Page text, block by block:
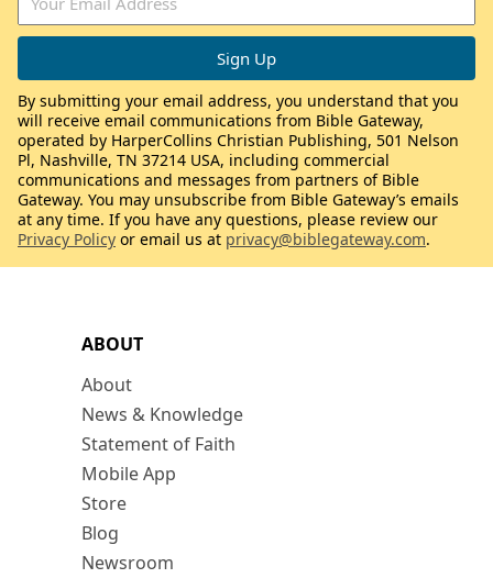
ABOUT
About
News & Knowledge
Statement of Faith
Mobile App
Store
Blog
Newsroom
By submitting your email address, you understand that you
will receive email communications from Bible Gateway,
operated by HarperCollins Christian Publishing, 501 Nelson
Pl, Nashville, TN 37214 USA, including commercial
communications and messages from partners of Bible
Gateway. You may unsubscribe from Bible Gateway’s emails
at any time. If you have any questions, please review our
Privacy Policy or email us at privacy@biblegateway.com.